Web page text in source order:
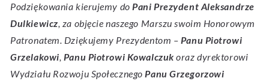
Podziękowania kierujemy doPani Prezydent Aleksandrze
Dulkiewicz, za objęcie naszego Marszu swoim Honorowym
Patronatem. Dziękujemy Prezydentom – Panu Piotrowi
Grzelakowi, Panu Piotrowi Kowalczukoraz dyrektorowi
Wydziału Rozwoju SpołecznegoPanu Grzegorzowi